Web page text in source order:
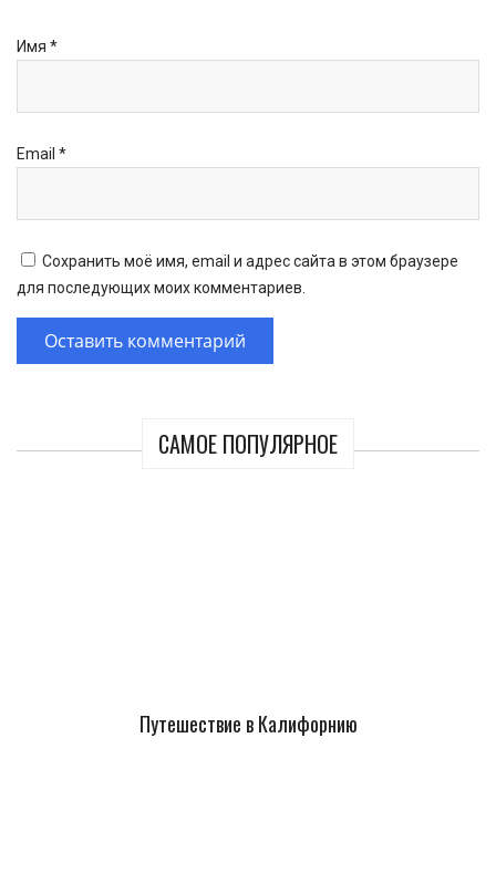
САМОЕ ПОПУЛЯРНОЕ
Путешествие в Калифорнию
Имя *
Email *
Сохранить моё имя, email и адрес сайта в этом браузере
для последующих моих комментариев.